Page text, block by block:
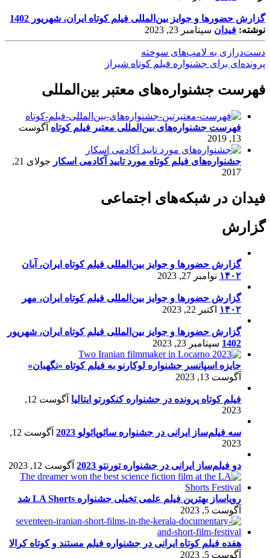
گزارش حضورها و جوایز بین‌المللی فیلم کوتاه ایران، شهریور 1402
نوشته: فیدان سپتامبر 23, 2023
دست‌درازی به لامپ‌های سوخته
پرونده‌ای برای جشنواره فیلم کوتاه شیراز
فهرست جشنواره‌های معتبر بین‌المللی
فهرست جشنواره‌های بین‌المللی معتبر فیلم کوتاه آگوست
13, 2019
جشنواره‌های فیلم کوتاه مورد تایید آکادمی اسکار
جولای 21,
2017
فیدان در شبکه‌های اجتماعی
گزارش
گزارش حضورها و جوایز بین‌المللی فیلم کوتاه ایران، آبان
۱۴۰۲ نوامبر 27, 2023
گزارش حضورها و جوایز بین‌المللی فیلم کوتاه ایران، مهر
۱۴۰۲ اکتبر 22, 2023
گزارش حضورها و جوایز بین‌المللی فیلم کوتاه ایران، شهریور
1402 سپتامبر 23, 2023
جایزه اسپانسر جشنواره لوکارنو به فیلم کوتاه «نگهبان»
آگوست 13, 2023
فیلم کوتاه پرونده در جشنواره کنکورتو ایتالیا
آگوست 12,
2023
سه فیلم‌ساز ایرانی در جشنواره سائوپائولو 2023
آگوست 12,
2023
دو فیلم‌ساز ایرانی در جشنواره تورنتو 2023 آگوست 12, 2023
رویاساز بهترین فیلم علمی تخیلی جشنواره LA Shorts شد
آگوست 5, 2023
هفده فیلم کوتاه ایرانی در جشنواره فیلم مستند و کوتاه کرالا
آگوست 5, 2023